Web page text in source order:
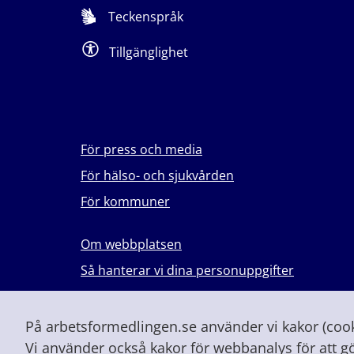
På arbetsformedlingen.se använder vi kakor
Vi använder också kakor för webbanalys för att
Teckenspråk
Tillgänglighet
För press och media
För hälso- och sjukvården
För kommuner
Om webbplatsen
Så hanterar vi dina personuppgifter
Lever du med våld i en nära relation?
Vid höjd beredskap och krig